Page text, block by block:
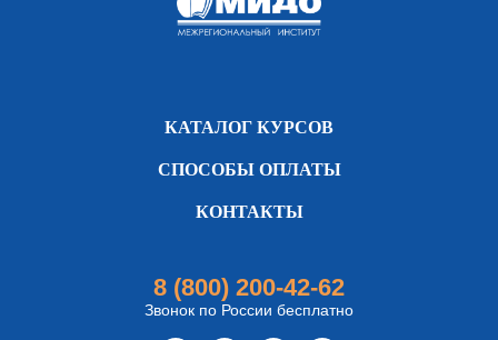
КАТАЛОГ КУРСОВ
СПОСОБЫ ОПЛАТЫ
КОНТАКТЫ
8 (800) 200-42-62
Звонок по России бесплатно